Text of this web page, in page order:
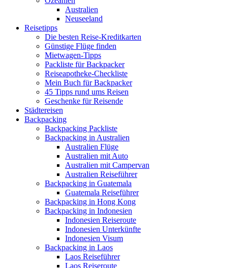
Australien
Neuseeland
Reisetipps
Die besten Reise-Kreditkarten
Günstige Flüge finden
Mietwagen-Tipps
Packliste für Backpacker
Reiseapotheke-Checkliste
Mein Buch für Backpacker
45 Tipps rund ums Reisen
Geschenke für Reisende
Städtereisen
Backpacking
Backpacking Packliste
Backpacking in Australien
Australien Flüge
Australien mit Auto
Australien mit Campervan
Australien Reiseführer
Backpacking in Guatemala
Guatemala Reiseführer
Backpacking in Hong Kong
Backpacking in Indonesien
Indonesien Reiseroute
Indonesien Unterkünfte
Indonesien Visum
Backpacking in Laos
Laos Reiseführer
Laos Reiseroute